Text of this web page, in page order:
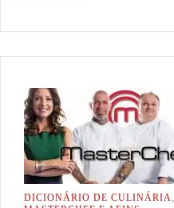
DICIONÁRIO DE CULINÁRIA,